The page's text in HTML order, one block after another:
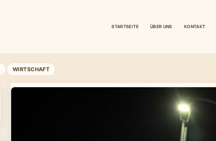
STARTSEITE ÜBER UNS KONTAKT
WIRTSCHAFT